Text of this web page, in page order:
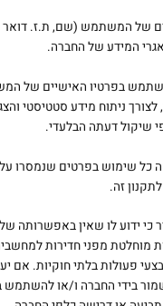
של המשתמש (שם, ת.ז. דואר
המידע של החברה.
בפרטיו האישיים של
ניתוח מידע סטטיסטי
שיקול דעתה הבלעדי.
כל שימוש בפרטים שנמסרו
זה.
כי ידוע לו שאין באפשרותה
מוחלטת מפני חדירות
פעולות בלתי חוקיות. אם
בידי החברה ו/או להשתמש